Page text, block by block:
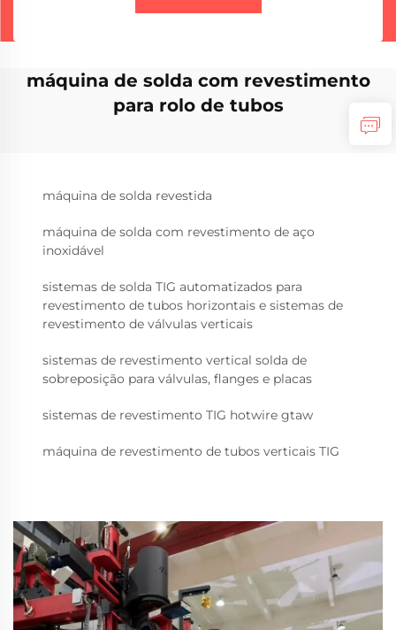
máquina de solda com revestimento
para rolo de tubos
máquina de solda revestida
máquina de solda com revestimento de aço
inoxidável
sistemas de solda TIG automatizados para
revestimento de tubos horizontais e sistemas de
revestimento de válvulas verticais
sistemas de revestimento vertical solda de
sobreposição para válvulas, flanges e placas
sistemas de revestimento TIG hotwire gtaw
máquina de revestimento de tubos verticais TIG